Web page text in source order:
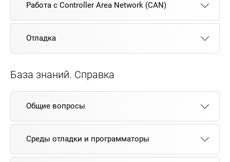
Работа с Controller Area Network (CAN)
Отладка
База знаний. Справка
Общие вопросы
Среды отладки и программаторы